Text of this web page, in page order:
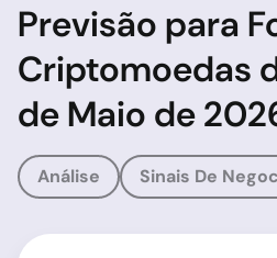
Previsão para
Criptomoedas
de Maio de
Análise Sinais De